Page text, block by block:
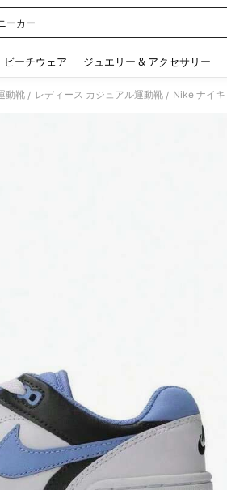
ーカー
ビーチウェア ジュエリー & アクセサリー
動靴 / レディース カジュアル運動靴 /